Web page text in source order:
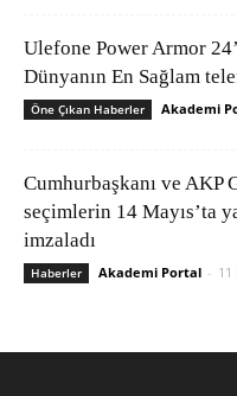
Ulefone Power Armor
Dünyanın En Sağlam
Öne Çıkan Haberler Akademi
Cumhurbaşkanı ve AKP
seçimlerin 14 Mayıs’ta
imzaladı
Haberler Akademi Portal - 11